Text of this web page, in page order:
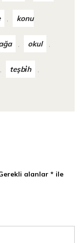
, konu
, okul ,
, teşbi̇h ,
alanlar * ile